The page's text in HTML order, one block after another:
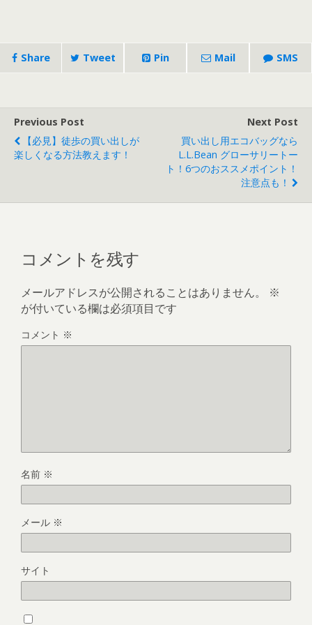
Share Tweet Pin Mail SMS
Previous Post
【必見】徒歩の買い出しが
楽しくなる方法教えます！
Next Post
買い出し用エコバッグなら
L.L.Bean グローサリートー
ト！6つのおススメポイント！
注意点も！
コメントを残す
メールアドレスが公開されることはありません。
※
が付いている欄は必須項目です
コメント ※
名前 ※
メール ※
サイト